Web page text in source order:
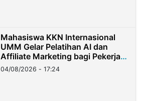
Mahasiswa KKN Internasional
UMM Gelar Pelatihan AI dan
Affiliate Marketing bagi Pekerja
Migran Indonesia di Taiwan
04/08/2026 - 17:24